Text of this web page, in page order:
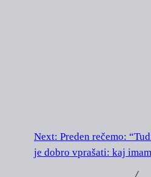
Next: Preden rečemo:
je dobro vprašati: kaj